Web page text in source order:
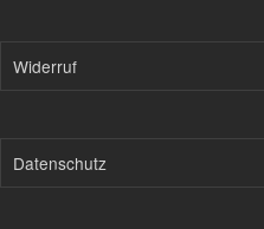
Widerruf
Datenschutz